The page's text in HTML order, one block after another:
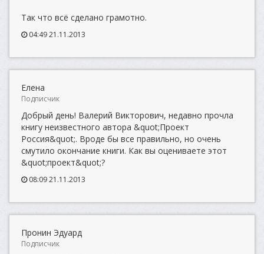
Так что всё сделано грамотно.
04:49 21.11.2013
Елена
Подписчик
Добрый день! Валерий Викторович, недавно прочла
книгу неизвестного автора &quot;Проект
Россия&quot;. Вроде бы все правильно, но очень
смутило окончание книги. Как вы оцениваете этот
&quot;проект&quot;?
08:09 21.11.2013
Пронин Эдуард
Подписчик